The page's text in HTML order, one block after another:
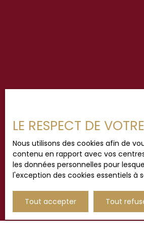
LE RESPECT DE
Nous utilisons des cookies afin de
contenu en rapport avec vos
les données personnelles pour
l'exception des cookies essentiels à
Tout accepter Tout